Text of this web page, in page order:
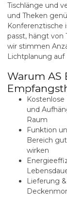
Tischlänge und
und Theken
Konferenztische
passt, hängt von
wir stimmen
Lichtplanung auf
Warum AS
Kostenlose
und
Raum
Funktion
Bereich
wirken
Lieferung